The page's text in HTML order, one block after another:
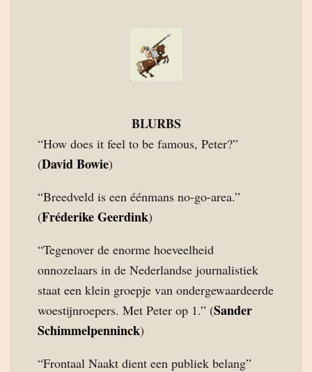
BLURBS
“How does it feel to be famous, Peter?”
(David Bowie)
“Breedveld is een éénmans no-go-area.”
(Fréderike Geerdink)
“Tegenover de enorme hoeveelheid
onnozelaars in de Nederlandse journalistiek
staat een klein groepje van ondergewaardeerde
woestijnroepers. Met Peter op 1.” (Sander
Schimmelpenninck)
“Frontaal Naakt dient een publiek belang”